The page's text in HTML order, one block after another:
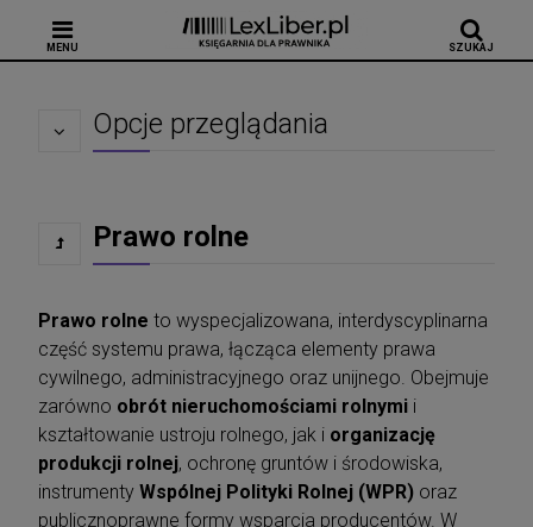
MENU SZUKAJ
Opcje przeglądania
Prawo rolne
Prawo rolne to wyspecjalizowana, interdyscyplinarna
część systemu prawa, łącząca elementy prawa
cywilnego, administracyjnego oraz unijnego. Obejmuje
zarówno obrót nieruchomościami rolnymi i
kształtowanie ustroju rolnego, jak i organizację
produkcji rolnej, ochronę gruntów i środowiska,
instrumenty Wspólnej Polityki Rolnej (WPR) oraz
publicznoprawne formy wsparcia producentów. W